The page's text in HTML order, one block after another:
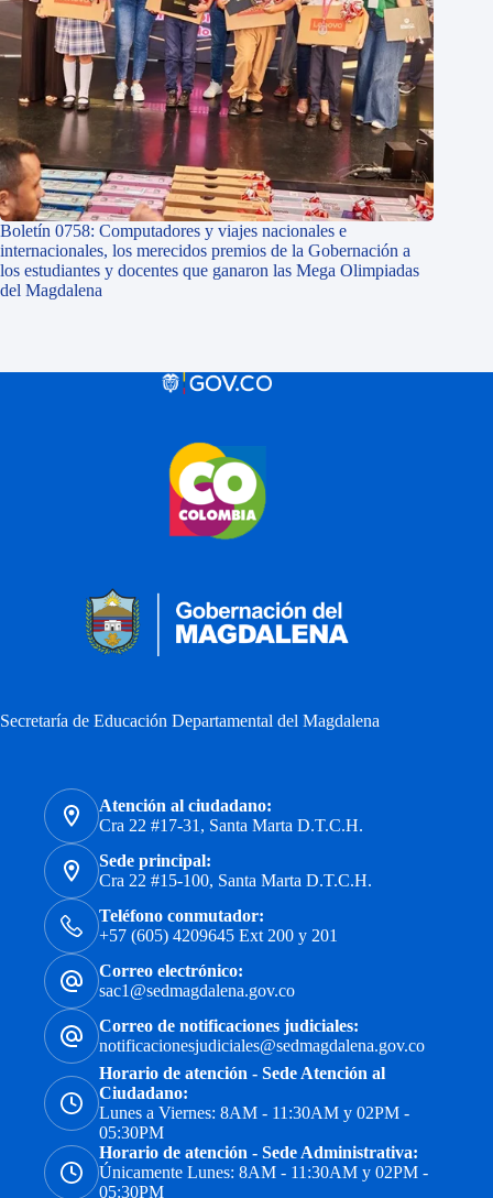
Boletín 0758: Computadores y viajes nacionales e
internacionales, los merecidos premios de la Gobernación a
los estudiantes y docentes que ganaron las Mega Olimpiadas
del Magdalena
Secretaría de Educación Departamental del Magdalena
Atención al ciudadano:
Cra 22 #17-31, Santa Marta D.T.C.H.
Sede principal:
Cra 22 #15-100, Santa Marta D.T.C.H.
Teléfono conmutador:
+57 (605) 4209645 Ext 200 y 201
Correo electrónico:
sac1@sedmagdalena.gov.co
Correo de notificaciones judiciales:
notificacionesjudiciales@sedmagdalena.gov.co
Horario de atención - Sede Atención al
Ciudadano:
Lunes a Viernes: 8AM - 11:30AM y 02PM -
05:30PM
Horario de atención - Sede Administrativa:
Únicamente Lunes: 8AM - 11:30AM y 02PM -
05:30PM